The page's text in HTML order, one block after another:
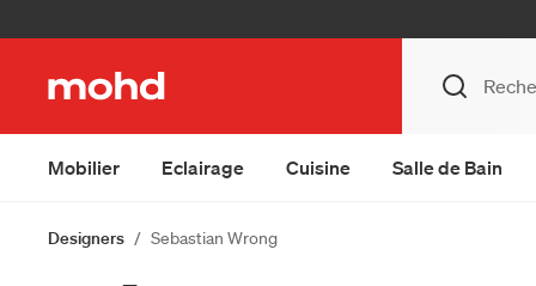
Mobilier Eclairage Cuisine Salle de Bain
Designers Sebastian Wrong